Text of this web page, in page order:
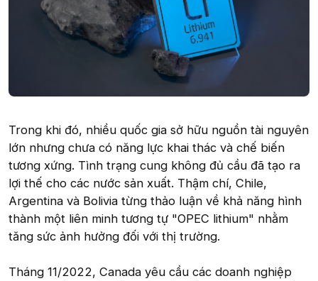
Trong khi đó, nhiều quốc gia sở hữu nguồn tài nguyên
lớn nhưng chưa có năng lực khai thác và chế biến
tương xứng. Tình trạng cung không đủ cầu đã tạo ra
lợi thế cho các nước sản xuất. Thậm chí, Chile,
Argentina và Bolivia từng thảo luận về khả năng hình
thành một liên minh tương tự "OPEC lithium" nhằm
tăng sức ảnh hưởng đối với thị trường.
Tháng 11/2022, Canada yêu cầu các doanh nghiệp